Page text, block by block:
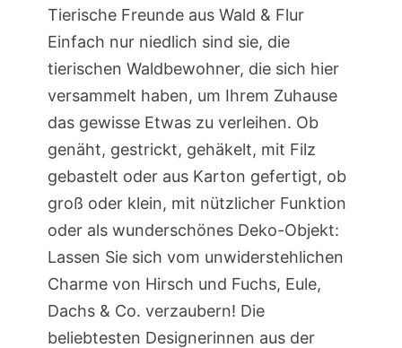
Tierische Freunde aus Wald & Flur
Einfach nur niedlich sind sie, die
tierischen Waldbewohner, die sich hier
versammelt haben, um Ihrem Zuhause
das gewisse Etwas zu verleihen. Ob
genäht, gestrickt, gehäkelt, mit Filz
gebastelt oder aus Karton gefertigt, ob
groß oder klein, mit nützlicher Funktion
oder als wunderschönes Deko-Objekt:
Lassen Sie sich vom unwiderstehlichen
Charme von Hirsch und Fuchs, Eule,
Dachs & Co. verzaubern! Die
beliebtesten Designerinnen aus der